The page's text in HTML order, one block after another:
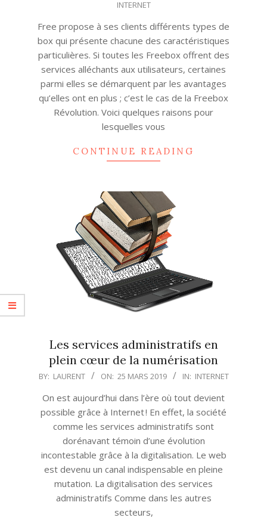
12
INTERNET
Free propose à ses clients différents types de
box qui présente chacune des caractéristiques
particulières. Si toutes les Freebox offrent des
services alléchants aux utilisateurs, certaines
parmi elles se démarquent par les avantages
qu’elles ont en plus ; c’est le cas de la Freebox
Révolution. Voici quelques raisons pour
lesquelles vous
CONTINUE READING
Les services administratifs en
plein cœur de la numérisation
2019-
25
BY: LAURENT ON: 25 MARS 2019 IN: INTERNET
On est aujourd’hui dans l’ère où tout devient
possible grâce à Internet ! En effet, la société
comme les services administratifs sont
dorénavant témoin d’une évolution
incontestable grâce à la digitalisation. Le web
est devenu un canal indispensable en pleine
mutation. La digitalisation des services
administratifs Comme dans les autres
secteurs,